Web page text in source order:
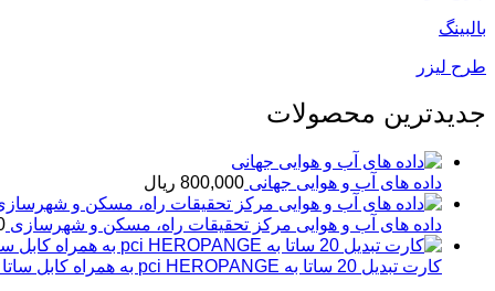
بالبینگ
طرح لیزر
جدیدترین محصولات
داده های آب و هوایی جهانی 800,000 ریال
داده های آب و هوایی مرکز تحقیقات راه، مسکن و شهرسازی
کارت تبدیل 20 ساتا به pci HEROPANGE به همراه کابل ساتا